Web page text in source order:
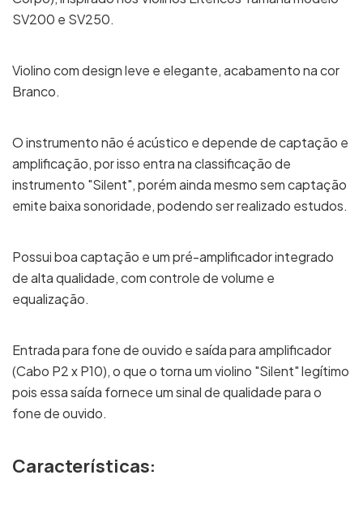
SV200 e SV250.
Violino com design leve e elegante, acabamento na cor
Branco.
O instrumento não é acústico e depende de captação e
amplificação, por isso entra na classificação de
instrumento "Silent", porém ainda mesmo sem captação
emite baixa sonoridade, podendo ser realizado estudos.
Possui boa captação e um pré-amplificador integrado
de alta qualidade, com controle de volume e
equalização.
Entrada para fone de ouvido e saída para amplificador
(Cabo P2 x P10), o que o torna um violino "Silent" legítimo
pois essa saída fornece um sinal de qualidade para o
fone de ouvido.
Características: